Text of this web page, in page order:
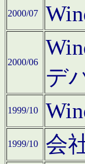
2000/07
2000/06
デ
1999/10
1999/10 会